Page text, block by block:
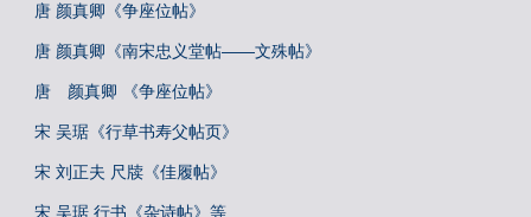
唐 颜真卿《争座位帖》
唐 颜真卿《南宋忠义堂帖——文殊帖》
唐 颜真卿 《争座位帖》
宋 吴琚《行草书寿父帖页》
宋 刘正夫 尺牍《佳履帖》
宋 吴琚 行书《杂诗帖》等